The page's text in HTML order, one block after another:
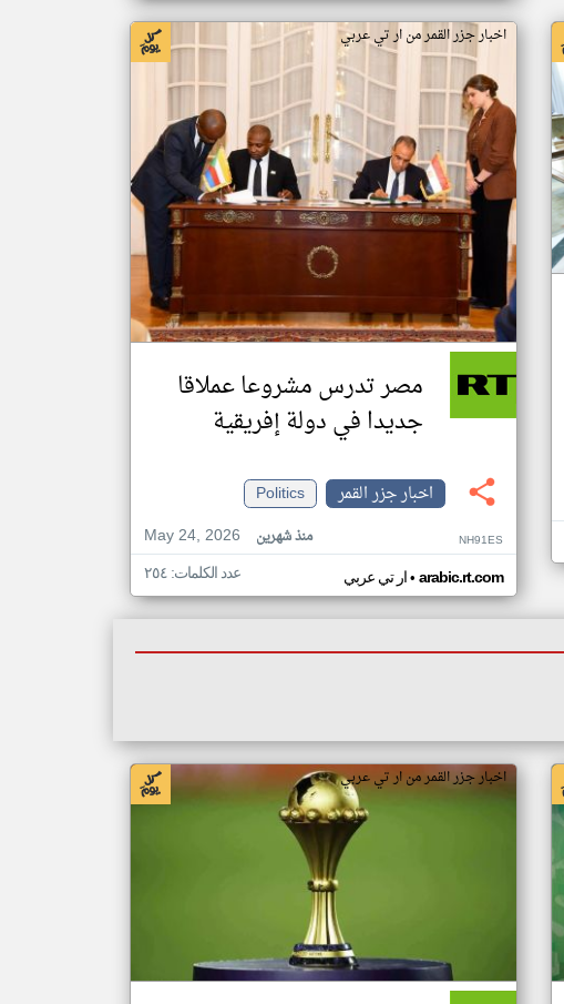
اخبار جزر القمر من ار تي عربي
مصر تدرس مشروعا عملاقا
جديدا في دولة إفريقية
اخبار جزر القمر
Politics
May 24, 2026
منذ شهرين NH91ES
ار تي عربي• arabic.rt.com عدد الكلمات: ٢٥٤
اخبار جزر القمر من ار تي عربي